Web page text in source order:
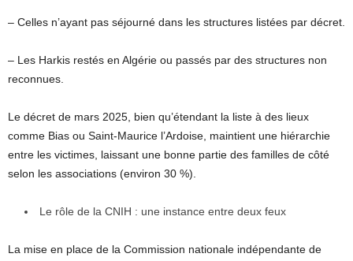
– Celles n’ayant pas séjourné dans les structures listées par décret.
– Les Harkis restés en Algérie ou passés par des structures non
reconnues.
Le décret de mars 2025, bien qu’étendant la liste à des lieux
comme Bias ou Saint-Maurice l’Ardoise, maintient une hiérarchie
entre les victimes, laissant une bonne partie des familles de côté
selon les associations (environ 30 %).
Le rôle de la CNIH : une instance entre deux feux
La mise en place de la Commission nationale indépendante de